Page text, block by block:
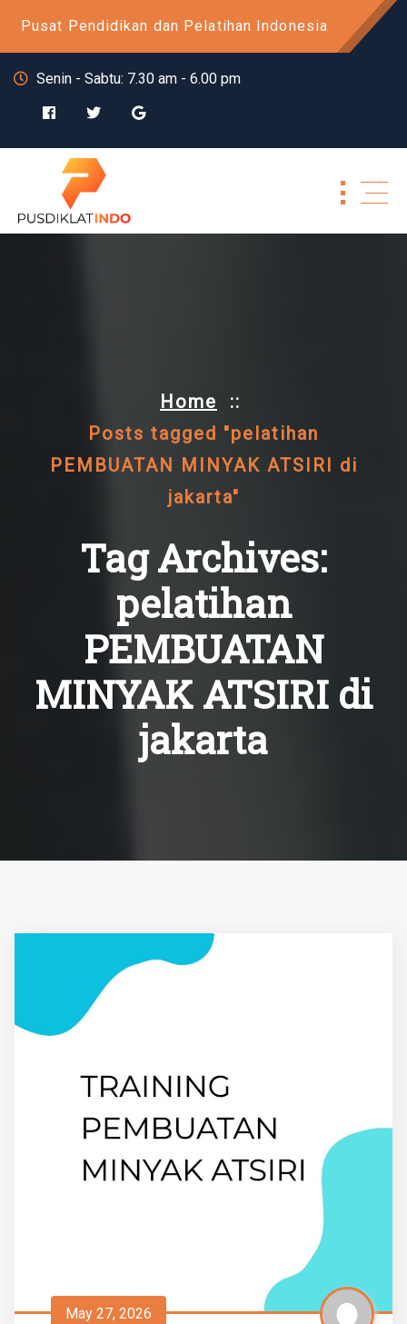
Pusat Pendidikan dan Pelatihan Indonesia
Senin - Sabtu: 7.30 am - 6.00 pm
Home ::
Posts tagged "pelatihan
PEMBUATAN MINYAK ATSIRI di
jakarta"
Tag Archives:
pelatihan
PEMBUATAN
MINYAK ATSIRI di
jakarta
May 27, 2026